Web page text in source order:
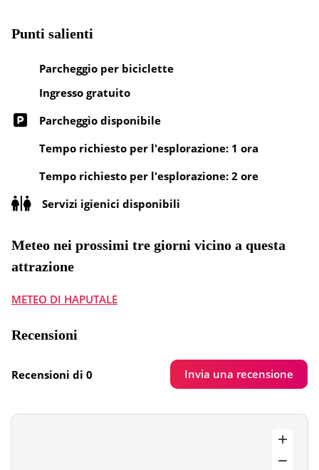
Punti salienti
Parcheggio per biciclette
Ingresso gratuito
Parcheggio disponibile
Tempo richiesto per l'esplorazione: 1 ora
Tempo richiesto per l'esplorazione: 2 ore
Servizi igienici disponibili
Meteo nei prossimi tre giorni vicino a questa
attrazione
METEO DI HAPUTALE
Recensioni
Recensioni di 0 Invia una recensione